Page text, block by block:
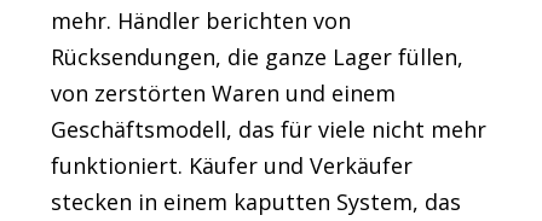
mehr. Händler berichten von
Rücksendungen, die ganze Lager füllen,
von zerstörten Waren und einem
Geschäftsmodell, das für viele nicht mehr
funktioniert. Käufer und Verkäufer
stecken in einem kaputten System, das